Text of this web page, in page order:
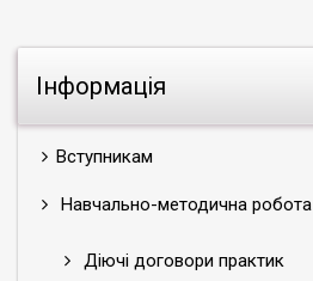
Інформація
Вступникам
Навчально-методична робота
Діючі договори практик